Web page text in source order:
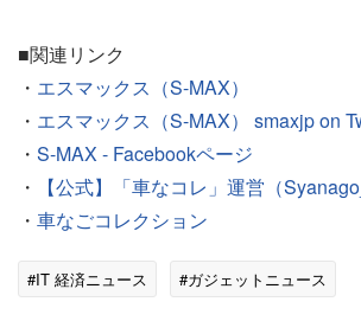
■関連リンク
・ エスマックス（S-MAX）
・ エスマックス（S-MAX） smaxjp on
・ S-MAX - Facebookページ
・
【公式】「車なコレ」運営（
・ 車なごコレクション
#IT 経済ニュース #ガジェットニュース